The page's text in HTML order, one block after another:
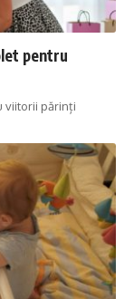
pentru
viitorii părinți